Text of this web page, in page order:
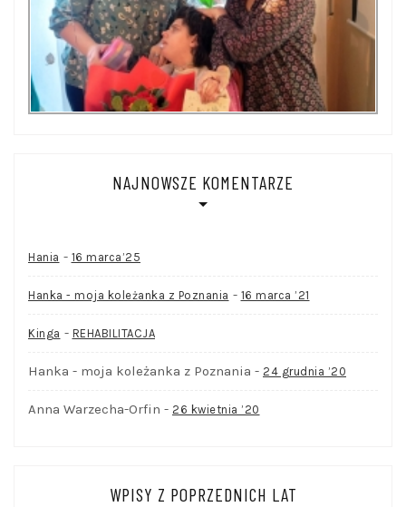
NAJNOWSZE KOMENTARZE
Hania - 16 marca’25
Hanka - moja koleżanka z Poznania - 16 marca ’21
Kinga - REHABILITACJA
Hanka - moja koleżanka z Poznania - 24 grudnia ’20
Anna Warzecha-Orfin - 26 kwietnia ’20
WPISY Z POPRZEDNICH LAT